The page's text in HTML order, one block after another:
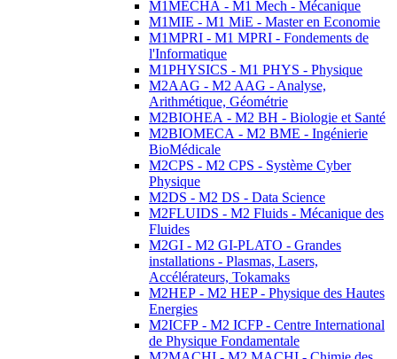
M1MECHA - M1 Mech - Mécanique
M1MIE - M1 MiE - Master en Economie
M1MPRI - M1 MPRI - Fondements de
l'Informatique
M1PHYSICS - M1 PHYS - Physique
M2AAG - M2 AAG - Analyse,
Arithmétique, Géométrie
M2BIOHEA - M2 BH - Biologie et Santé
M2BIOMECA - M2 BME - Ingénierie
BioMédicale
M2CPS - M2 CPS - Système Cyber
Physique
M2DS - M2 DS - Data Science
M2FLUIDS - M2 Fluids - Mécanique des
Fluides
M2GI - M2 GI-PLATO - Grandes
installations - Plasmas, Lasers,
Accélérateurs, Tokamaks
M2HEP - M2 HEP - Physique des Hautes
Energies
M2ICFP - M2 ICFP - Centre International
de Physique Fondamentale